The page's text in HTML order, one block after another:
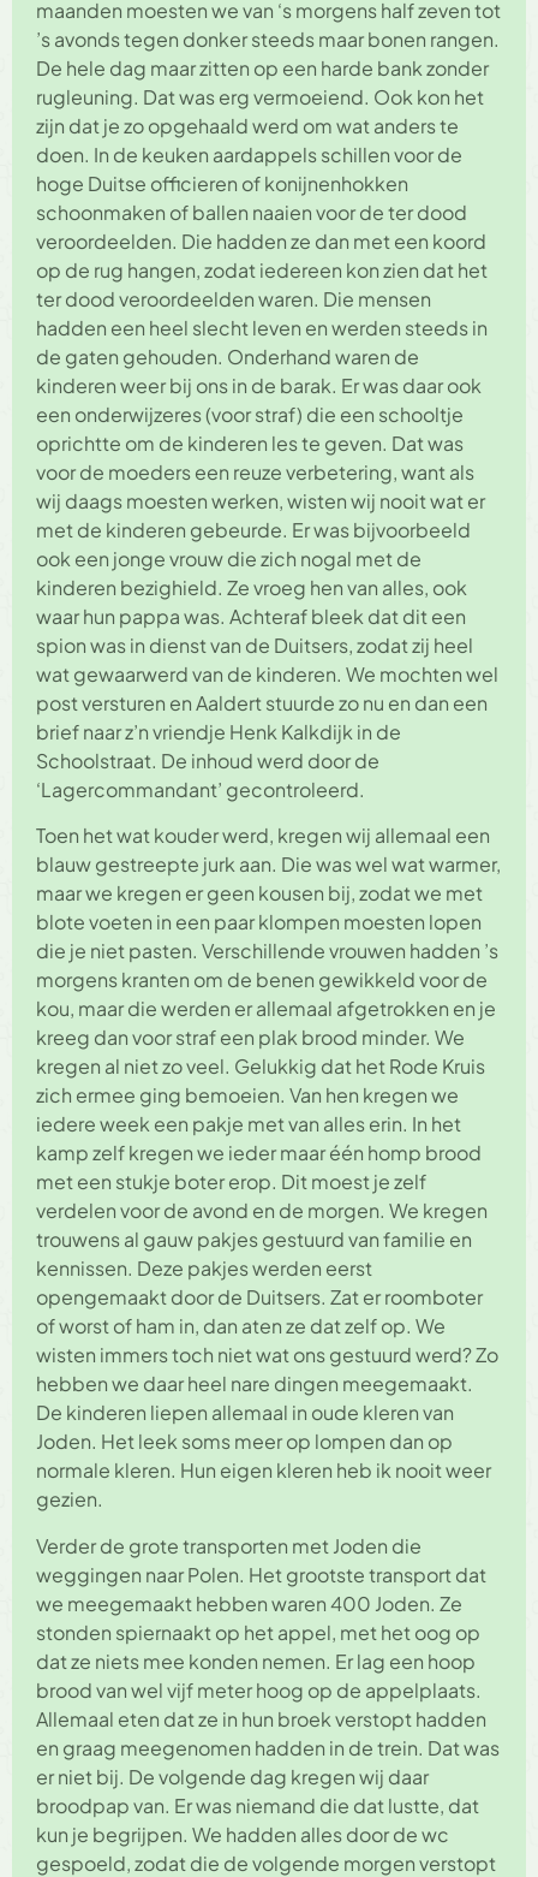
maanden moesten we van ‘s morgens half zeven tot
’s avonds tegen donker steeds maar bonen rangen.
De hele dag maar zitten op een harde bank zonder
rugleuning. Dat was erg vermoeiend. Ook kon het
zijn dat je zo opgehaald werd om wat anders te
doen. In de keuken aardappels schillen voor de
hoge Duitse officieren of konijnenhokken
schoonmaken of ballen naaien voor de ter dood
veroordeelden. Die hadden ze dan met een koord
op de rug hangen, zodat iedereen kon zien dat het
ter dood veroordeelden waren. Die mensen
hadden een heel slecht leven en werden steeds in
de gaten gehouden. Onderhand waren de
kinderen weer bij ons in de barak. Er was daar ook
een onderwijzeres (voor straf) die een schooltje
oprichtte om de kinderen les te geven. Dat was
voor de moeders een reuze verbetering, want als
wij daags moesten werken, wisten wij nooit wat er
met de kinderen gebeurde. Er was bijvoorbeeld
ook een jonge vrouw die zich nogal met de
kinderen bezighield. Ze vroeg hen van alles, ook
waar hun pappa was. Achteraf bleek dat dit een
spion was in dienst van de Duitsers, zodat zij heel
wat gewaarwerd van de kinderen. We mochten wel
post versturen en Aaldert stuurde zo nu en dan een
brief naar z’n vriendje Henk Kalkdijk in de
Schoolstraat. De inhoud werd door de
‘Lagercommandant’ gecontroleerd.
Toen het wat kouder werd, kregen wij allemaal een
blauw gestreepte jurk aan. Die was wel wat warmer,
maar we kregen er geen kousen bij, zodat we met
blote voeten in een paar klompen moesten lopen
die je niet pasten. Verschillende vrouwen hadden ’s
morgens kranten om de benen gewikkeld voor de
kou, maar die werden er allemaal afgetrokken en je
kreeg dan voor straf een plak brood minder. We
kregen al niet zo veel. Gelukkig dat het Rode Kruis
zich ermee ging bemoeien. Van hen kregen we
iedere week een pakje met van alles erin. In het
kamp zelf kregen we ieder maar één homp brood
met een stukje boter erop. Dit moest je zelf
verdelen voor de avond en de morgen. We kregen
trouwens al gauw pakjes gestuurd van familie en
kennissen. Deze pakjes werden eerst
opengemaakt door de Duitsers. Zat er roomboter
of worst of ham in, dan aten ze dat zelf op. We
wisten immers toch niet wat ons gestuurd werd? Zo
hebben we daar heel nare dingen meegemaakt.
De kinderen liepen allemaal in oude kleren van
Joden. Het leek soms meer op lompen dan op
normale kleren. Hun eigen kleren heb ik nooit weer
gezien.
Verder de grote transporten met Joden die
weggingen naar Polen. Het grootste transport dat
we meegemaakt hebben waren 400 Joden. Ze
stonden spiernaakt op het appel, met het oog op
dat ze niets mee konden nemen. Er lag een hoop
brood van wel vijf meter hoog op de appelplaats.
Allemaal eten dat ze in hun broek verstopt hadden
en graag meegenomen hadden in de trein. Dat was
er niet bij. De volgende dag kregen wij daar
broodpap van. Er was niemand die dat lustte, dat
kun je begrijpen. We hadden alles door de wc
gespoeld, zodat die de volgende morgen verstopt